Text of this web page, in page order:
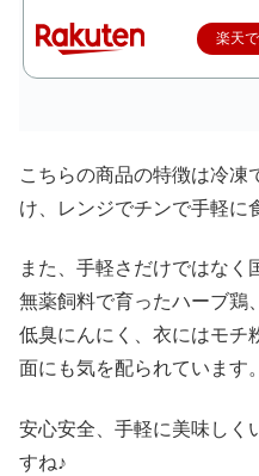
楽天
こちらの商品の特徴は冷凍
け、レンジでチンで手軽に
また、手軽さだけではなく
無薬飼料で育ったハーブ鶏
低臭にんにく、衣にはモチ
面にも気を配られています。
安心安全、手軽に美味しく
すね♪